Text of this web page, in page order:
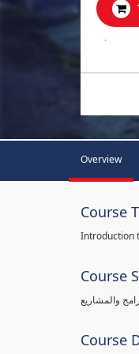
.
Overview
Course
Introduction
Course
والمشاريع
Course